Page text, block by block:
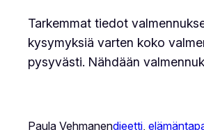
Tarkemmat tiedot
kysymyksiä varten koko
pysyvästi. Nähdään
Paula Vehmanendieetti,